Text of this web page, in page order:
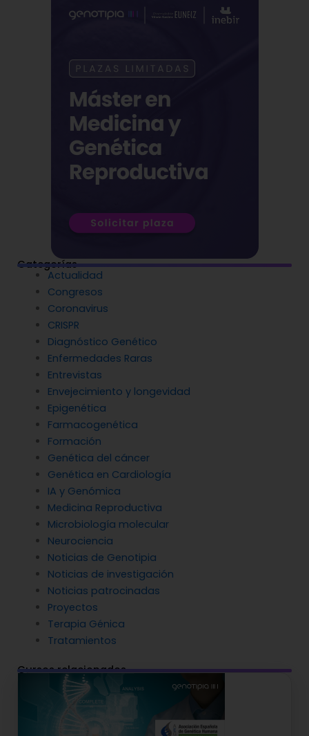
Categorías
Actualidad
Congresos
Coronavirus
CRISPR
Diagnóstico Genético
Enfermedades Raras
Entrevistas
Envejecimiento y longevidad
Epigenética
Farmacogenética
Formación
Genética del cáncer
Genética en Cardiología
IA y Genómica
Medicina Reproductiva
Microbiología molecular
Neurociencia
Noticias de Genotipia
Noticias de investigación
Noticias patrocinadas
Proyectos
Terapia Génica
Tratamientos
Cursos relacionados